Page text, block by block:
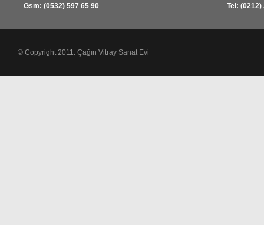
Gsm: (0532) 597 65 90
Tel: (0212)
© Copyright 2011. Çağın Vitray Sanat Evi